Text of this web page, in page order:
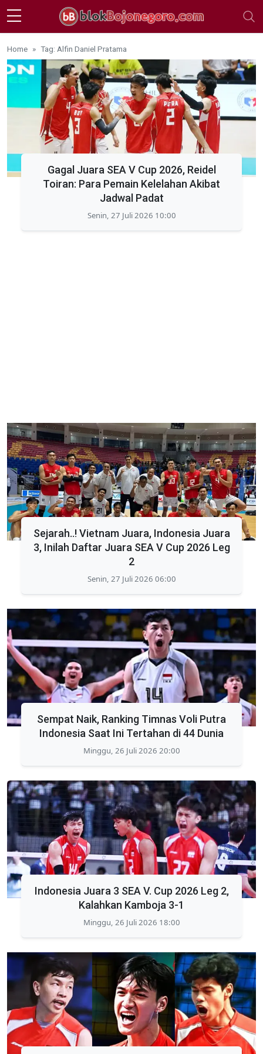
Skip to main content
Home Tag: Alfin Daniel Pratama
Gagal Juara SEA V Cup 2026, Reidel
Toiran: Para Pemain Kelelahan Akibat
Jadwal Padat
Senin, 27 Juli 2026 10:00
Sejarah..! Vietnam Juara, Indonesia Juara
3, Inilah Daftar Juara SEA V Cup 2026 Leg
2
Senin, 27 Juli 2026 06:00
Sempat Naik, Ranking Timnas Voli Putra
Indonesia Saat Ini Tertahan di 44 Dunia
Minggu, 26 Juli 2026 20:00
Indonesia Juara 3 SEA V. Cup 2026 Leg 2,
Kalahkan Kamboja 3-1
Minggu, 26 Juli 2026 18:00